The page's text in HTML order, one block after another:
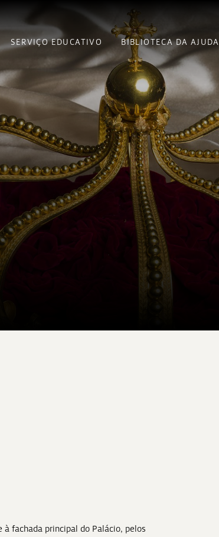
SERVIÇO EDUCATIVO BIBLIOTECA DA AJUDA
fachada principal do Palácio, pelos